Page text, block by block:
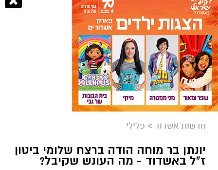
חדשות אשדוד > פלילי
יונתן בר מוחה הודה ברצח שלומי ביטון
ז"ל באשדוד - מה העונש שקיבל?